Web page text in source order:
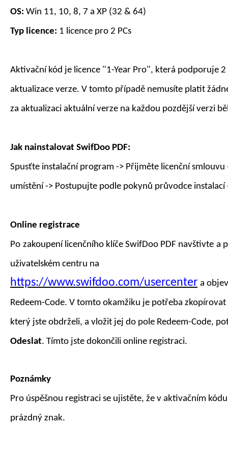
OS: Win 11, 10, 8, 7 a XP (32 & 64)
Typ licence: 1 licence pro 2 PCs
Aktivační kód je licence "1-Year Pro", která podporuje 2
aktualizace verze. V tomto případě nemusíte platit
za aktualizaci aktuální verze na každou pozdější verzi
Jak nainstalovat SwifDoo PDF:
Spusťte instalační program -> Přijměte licenční smlouvu
umístění -> Postupujte podle pokynů průvodce instalací
Online registrace
Po zakoupení licenčního klíče SwifDoo PDF navštivte a
uživatelském centru na
https://www.swifdoo.com/usercenter a
Redeem-Code. V tomto okamžiku je potřeba
který jste obdrželi, a vložit jej do pole Redeem-Code,
Odeslat. Tímto jste dokončili online registraci.
Poznámky
Pro úspěšnou registraci se ujistěte, že v aktivačním
prázdný znak.